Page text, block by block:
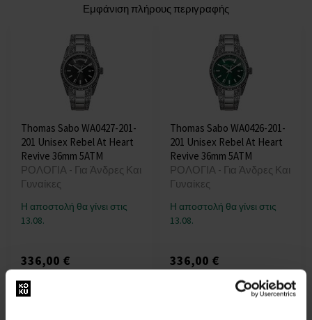
Εμφάνιση πλήρους περιγραφής
Thomas Sabo WA0427-201-
201 Unisex Rebel At Heart
Revive 36mm 5ATM
ΡΟΛΟΓΙΑ - Για Άνδρες Και
Γυναίκες
Η αποστολή θα γίνει στις
13.08.
336,00 €
Thomas Sabo WA0426-201-
201 Unisex Rebel At Heart
Revive 36mm 5ATM
ΡΟΛΟΓΙΑ - Για Άνδρες Και
Γυναίκες
Η αποστολή θα γίνει στις
13.08.
336,00 €